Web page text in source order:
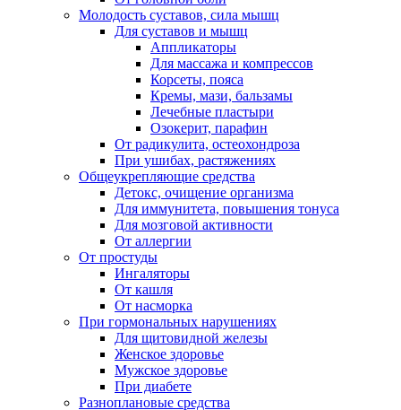
Молодость суставов, сила мышц
Для суставов и мышц
Аппликаторы
Для массажа и компрессов
Корсеты, пояса
Кремы, мази, бальзамы
Лечебные пластыри
Озокерит, парафин
От радикулита, остеохондроза
При ушибах, растяжениях
Общеукрепляющие средства
Детокс, очищение организма
Для иммунитета, повышения тонуса
Для мозговой активности
От аллергии
От простуды
Ингаляторы
От кашля
От насморка
При гормональных нарушениях
Для щитовидной железы
Женское здоровье
Мужское здоровье
При диабете
Разноплановые средства